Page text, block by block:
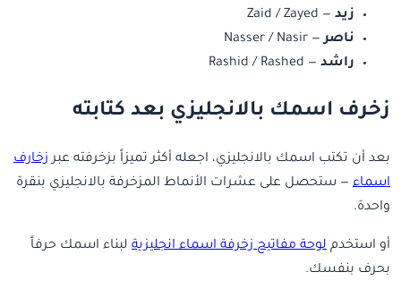
زيد — Zaid / Zayed
ناصر— Nasser / Nasir
راشد — Rashid / Rashed
زخرف اسمك بالانجليزي بعد كتابته
بعد أن تكتب اسمك بالانجليزي، اجعله أكثر تميزاً بزخرفته عبرزخارف
اسماء — ستحصل على عشرات الأنماط المزخرفة بالانجليزي بنقرة
واحدة.
أو استخدم لوحة مفاتيح زخرفة اسماء انجليزية لبناء اسمك حرفاً
بحرف بنفسك.